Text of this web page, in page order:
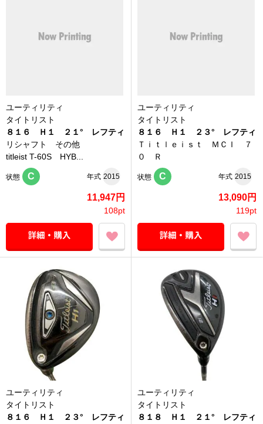
ユーティリティ
タイトリスト
８１６ Ｈ１ ２１° レフティ
リシャフト その他
titleist T-60S HYB...
状態 C 年式 2015
11,947円
108pt
ユーティリティ
タイトリスト
８１６ Ｈ１ ２３° レフティ
Ｔｉｔｌｅｉｓｔ ＭＣＩ ７
０ Ｒ
状態 C 年式 2015
13,090円
119pt
ユーティリティ
タイトリスト
８１６ Ｈ１ ２３° レフティ
ユーティリティ
タイトリスト
８１８ Ｈ１ ２１° レフティ